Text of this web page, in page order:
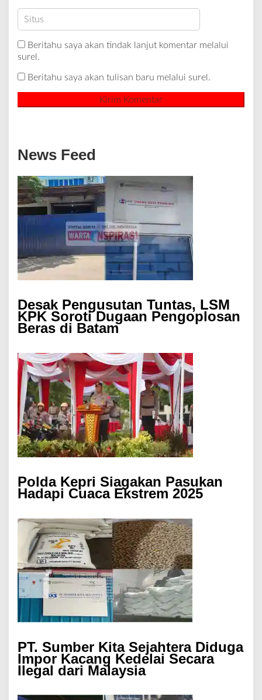
Beritahu saya akan tindak lanjut komentar melalui
surel.
Beritahu saya akan tulisan baru melalui surel.
News Feed
Desak Pengusutan Tuntas, LSM
KPK Soroti Dugaan Pengoplosan
Beras di Batam
Polda Kepri Siagakan Pasukan
Hadapi Cuaca Ekstrem 2025
PT. Sumber Kita Sejahtera Diduga
Impor Kacang Kedelai Secara
Ilegal dari Malaysia